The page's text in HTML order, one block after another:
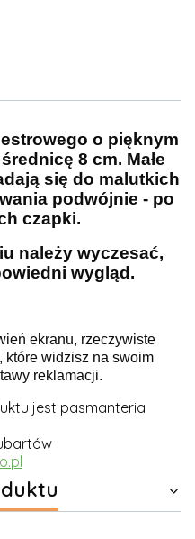
o pięknym
8 cm. Małe
się do malutkich
podwójnie - po
czapki.
należy wyczesać,
wygląd.
ekranu, rzeczywiste
które widzisz na swoim
reklamacji.
jest pasmanteria